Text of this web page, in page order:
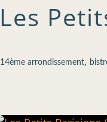
Les
14ème arrondissement,